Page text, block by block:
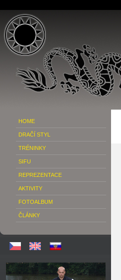
HOME
DRAČÍ STYL
TRÉNINKY
SIFU
REPREZENTACE
AKTIVITY
FOTOALBUM
ČLÁNKY